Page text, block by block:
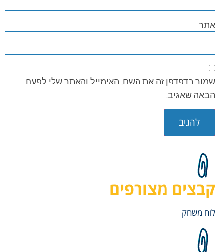
אתר
שמור בדפדפן זה את השם, האימייל והאתר שלי לפעם
הבאה שאגיב.
קבצים מצורפים
לוח משחק